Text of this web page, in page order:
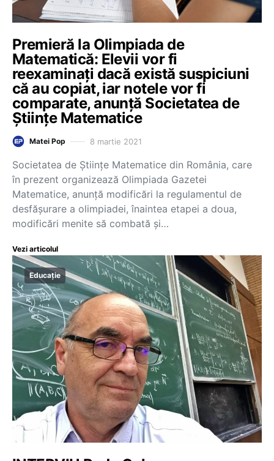
Premieră la Olimpiada de
Matematică: Elevii vor fi
reexaminați dacă există suspiciuni
că au copiat, iar notele vor fi
comparate, anunță Societatea de
Științe Matematice
Matei Pop 8 martie 2021
Societatea de Științe Matematice din România, care
în prezent organizează Olimpiada Gazetei
Matematice, anunță modificări la regulamentul de
desfășurare a olimpiadei, înaintea etapei a doua,
modificări menite să combată și…
Vezi articolul
Educație